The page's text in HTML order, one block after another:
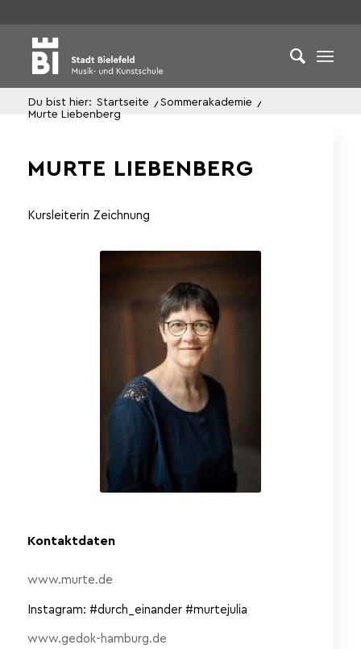
Du bist hier: Startseite /Sommerakademie /
Murte Liebenberg
MURTE LIEBENBERG
Kursleiterin Zeichnung
Kontaktdaten
www.murte.de
Instagram: #durch_einander #murtejulia
www.gedok-hamburg.de